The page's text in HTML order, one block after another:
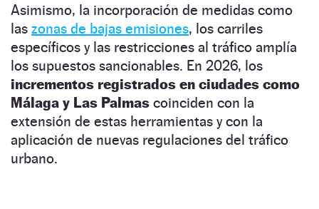
Asimismo, la incorporación de medidas como
las zonas de bajas emisiones, los carriles
específicos y las restricciones al tráfico amplía
los supuestos sancionables. En 2026, los
incrementos registrados en ciudades como
Málaga y Las Palmas coinciden con la
extensión de estas herramientas y con la
aplicación de nuevas regulaciones del tráfico
urbano.